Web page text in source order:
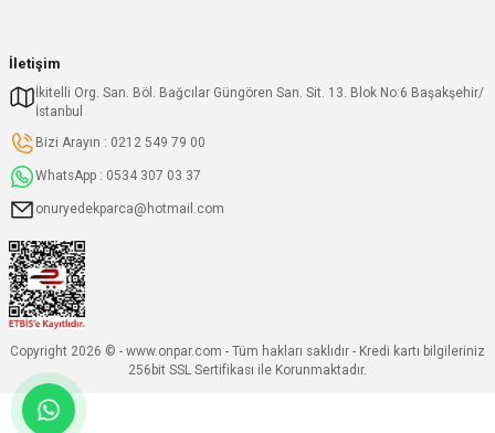
İletişim
İkitelli Org. San. Böl. Bağcılar Güngören San. Sit. 13. Blok No:6 Başakşehir/
İstanbul
Bizi Arayın : 0212 549 79 00
WhatsApp : 0534 307 03 37
onuryedekparca@hotmail.com
Copyright 2026 © - www.onpar.com - Tüm hakları saklıdır - Kredi kartı bilgileriniz
256bit SSL Sertifikası ile Korunmaktadır.